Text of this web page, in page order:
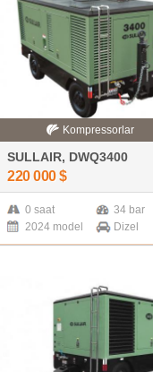
Kompressorlar
SULLAIR, DWQ3400
220 000 $
0 saat
34 bar
2024 model
Dizel